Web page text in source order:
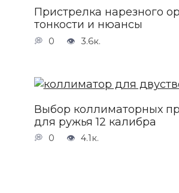
Пристрелка нарезного
тонкости и нюансы
0 3.6к.
Выбор коллиматорных
для ружья 12 калибра
0 4.1к.